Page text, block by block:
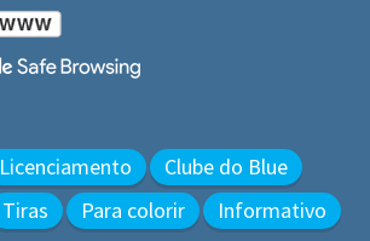
Licenciamento
Clube do Blue
Tiras Para colorir Informativo